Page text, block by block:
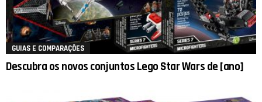
GUIAS E COMPARAÇÕES
Descubra os novos conjuntos Lego Star Wars de [ano]